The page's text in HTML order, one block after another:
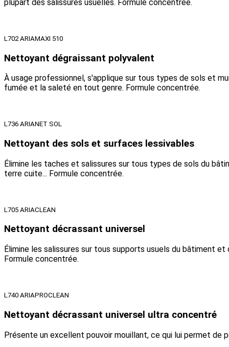
plupart des salissures usuelles. Formule concentrée.
L702 ARIAMAXI 510
Nettoyant dégraissant polyvalent
À usage professionnel, s'applique sur tous types de sols et
fumée et la saleté en tout genre. Formule concentrée.
L736 ARIANET SOL
Nettoyant des sols et surfaces lessivables
Élimine les taches et salissures sur tous types de sols du
terre cuite... Formule concentrée.
L705 ARIACLEAN
Nettoyant décrassant universel
Élimine les salissures sur tous supports usuels du bâtiment
Formule concentrée.
L740 ARIAPROCLEAN
Nettoyant décrassant universel ultra concentré
Présente un excellent pouvoir mouillant, ce qui lui permet